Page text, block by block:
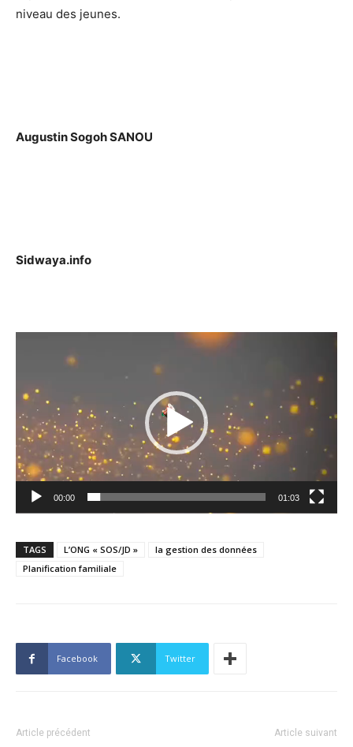
niveau des jeunes.
Augustin Sogoh SANOU
Sidwaya.info
Lecteur
00:00 01:03
TAGS L’ONG « SOS/JD »
la gestion des données
Planification familiale
Facebook Twitter
Article précédent Article suivant